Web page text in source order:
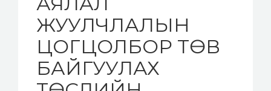
ЖУУЛЧЛАЛЫН
ЦОГЦОЛБОР ТӨВ
БАЙГУУЛАХ